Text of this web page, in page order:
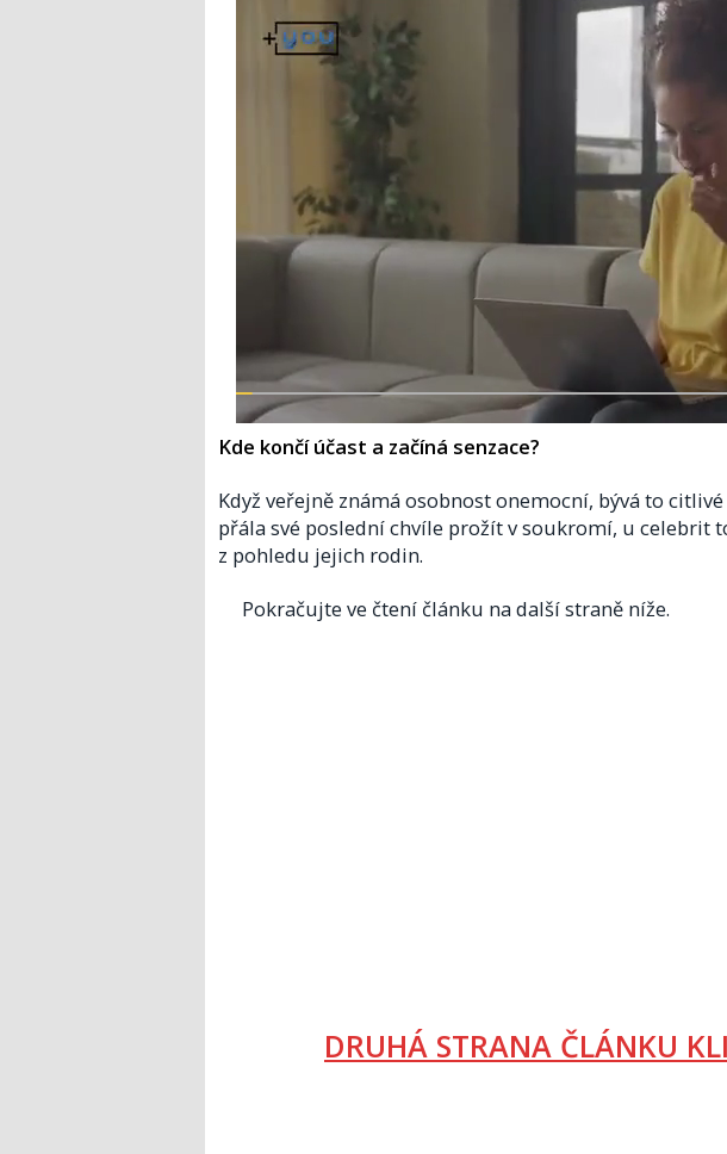
Kde končí účast a začíná senzace?
Když veřejně známá osobnost onemocní, bývá to
přála své poslední chvíle prožít v soukromí, u celebrit
z pohledu jejich rodin.
Pokračujte ve čtení článku na další straně níže.
DRUHÁ STRANA ČLÁNKU